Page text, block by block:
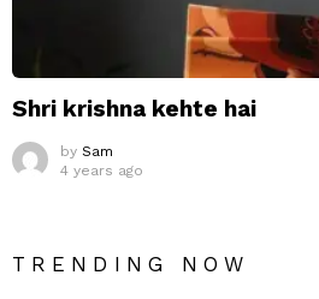
Shri krishna kehte hai
by Sam
4 years ago
TRENDING NOW